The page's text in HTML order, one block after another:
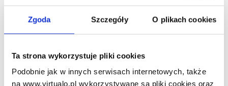
Zgoda Szczegóły O plikach cookies
Ta strona wykorzystuje pliki cookies
Podobnie jak w innych serwisach internetowych, także
na www.virtualo.pl wykorzystywane są pliki cookies oraz
Na stronie